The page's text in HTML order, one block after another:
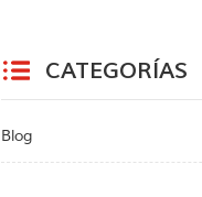
CATEGORÍAS
Blog